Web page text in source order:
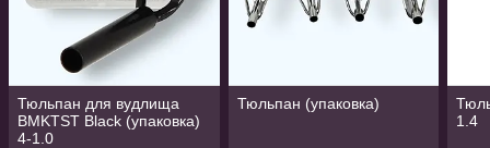
Тюльпан для вудлища
BMKTST Black (упаковка)
4-1.0
Тюльпан (упаковка)
1.4